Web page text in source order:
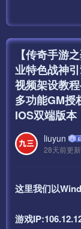
【传奇手游
业特色战神
视频架设教
多功能GM授
IOS双端版本
liuyun
28天前更新
这里我们以
游戏